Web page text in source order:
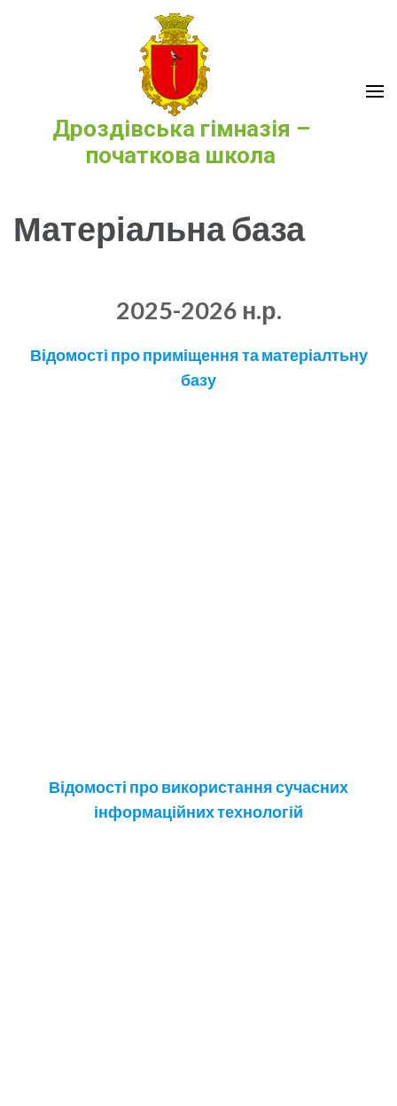
Дроздівська гімназія –
початкова школа
Матеріальна база
2025-2026 н.р.
Відомості про приміщення та матеріалтьну
базу
Відомості про використання сучасних
інформаційних технологій